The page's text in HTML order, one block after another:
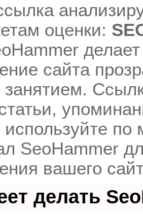
оценки:
делает
сайта
по
SeoHammer
вашего
делать